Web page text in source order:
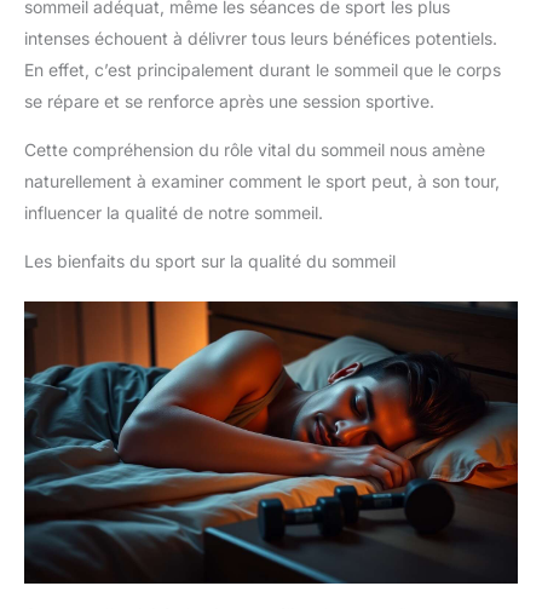
sommeil adéquat, même les séances de sport les plus
intenses échouent à délivrer tous leurs bénéfices potentiels.
En effet, c’est principalement durant le sommeil que le corps
se répare et se renforce après une session sportive.
Cette compréhension du rôle vital du sommeil nous amène
naturellement à examiner comment le sport peut, à son tour,
influencer la qualité de notre sommeil.
Les bienfaits du sport sur la qualité du sommeil